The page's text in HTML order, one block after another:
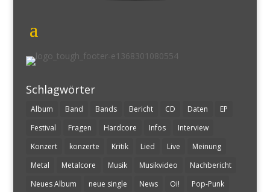
Schlagwörter
Album Band Bands Bericht CD Daten
EP
Festival
Fragen Hardcore Infos
Interview
Konzert
konzerte Kritik Lied Live
Meinung
Metal
Metalcore Musik Musikvideo
Nachbericht
Neues Album
neue single News Oi! Pop-Punk